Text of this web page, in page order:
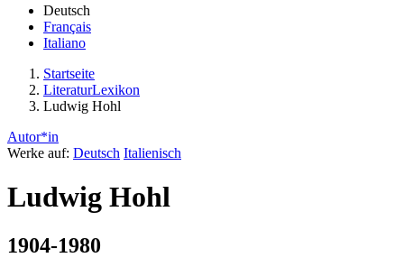
Deutsch
Français
Italiano
Startseite
LiteraturLexikon
Ludwig Hohl
Autor*in
Werke auf: Deutsch Italienisch
Ludwig Hohl
1904-1980